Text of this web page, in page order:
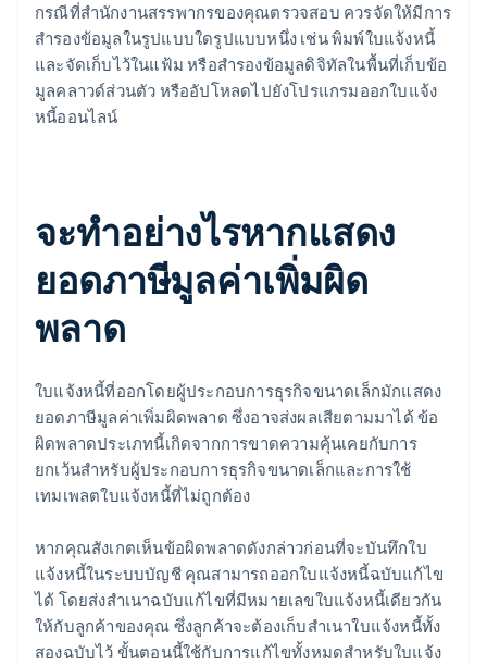
กรณีที่สำนักงานสรรพากรของคุณตรวจสอบ ควรจัดให้มีการ
สำรองข้อมูลในรูปแบบใดรูปแบบหนึ่ง เช่น พิมพ์ใบแจ้งหนี้
และจัดเก็บไว้ในแฟ้ม หรือสำรองข้อมูลดิจิทัลในพื้นที่เก็บข้อ
มูลคลาวด์ส่วนตัว หรืออัปโหลดไปยังโปรแกรมออกใบแจ้ง
หนี้ออนไลน์
จะทำอย่างไรหากแสดง
ยอดภาษีมูลค่าเพิ่มผิด
พลาด
ใบแจ้งหนี้ที่ออกโดยผู้ประกอบการธุรกิจขนาดเล็กมักแสดง
ยอดภาษีมูลค่าเพิ่มผิดพลาด ซึ่งอาจส่งผลเสียตามมาได้ ข้อ
ผิดพลาดประเภทนี้เกิดจากการขาดความคุ้นเคยกับการ
ยกเว้นสำหรับผู้ประกอบการธุรกิจขนาดเล็กและการใช้
เทมเพลตใบแจ้งหนี้ที่ไม่ถูกต้อง
หากคุณสังเกตเห็นข้อผิดพลาดดังกล่าวก่อนที่จะบันทึกใบ
แจ้งหนี้ในระบบบัญชี คุณสามารถออกใบแจ้งหนี้ฉบับแก้ไข
ได้ โดยส่งสำเนาฉบับแก้ไขที่มีหมายเลขใบแจ้งหนี้เดียวกัน
ให้กับลูกค้าของคุณ ซึ่งลูกค้าจะต้องเก็บสำเนาใบแจ้งหนี้ทั้ง
สองฉบับไว้ ขั้นตอนนี้ใช้กับการแก้ไขทั้งหมดสำหรับใบแจ้ง